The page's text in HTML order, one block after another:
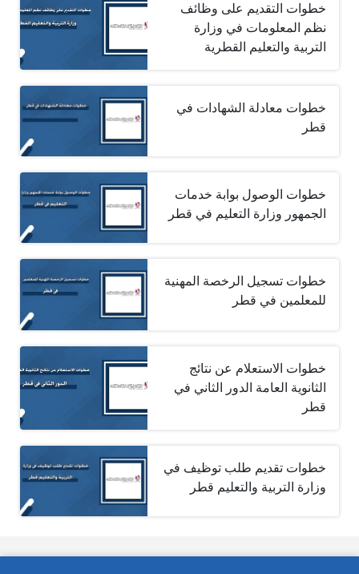
خطوات التقديم على وظائف
نظم المعلومات في وزارة
التربية والتعليم القطرية
خطوات معادلة الشهادات في
قطر
خطوات الوصول بوابة خدمات
الجمهور وزارة التعليم في قطر
خطوات تسجيل الرخصة المهنية
للمعلمين في قطر
خطوات الاستعلام عن نتائج
الثانوية العامة الدور الثاني في
قطر
خطوات تقديم طلب توظيف في
وزارة التربية والتعليم قطر